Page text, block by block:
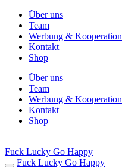
Über uns
Team
Werbung & Kooperation
Kontakt
Shop
Über uns
Team
Werbung & Kooperation
Kontakt
Shop
Fuck Lucky Go Happy
Fuck Lucky Go Happy